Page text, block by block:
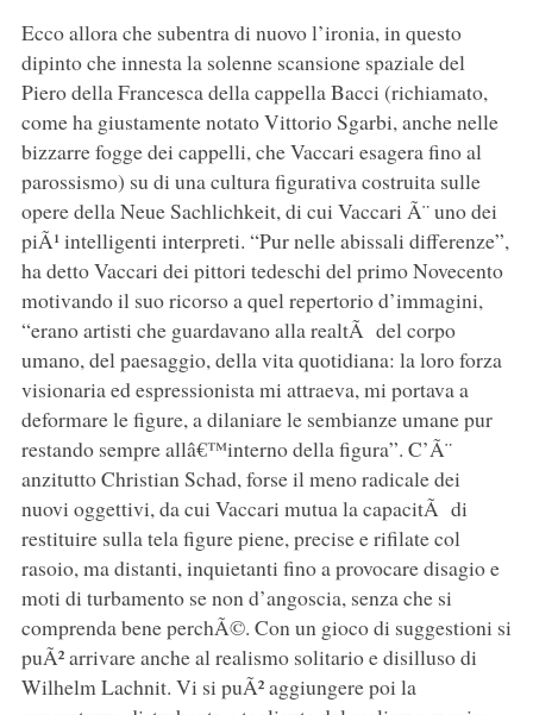
Ecco allora che subentra di nuovo l’ironia, in questo
dipinto che innesta la solenne scansione spaziale del
Piero della Francesca della cappella Bacci (richiamato,
come ha giustamente notato Vittorio Sgarbi, anche nelle
bizzarre fogge dei cappelli, che Vaccari esagera fino al
parossismo) su di una cultura figurativa costruita sulle
opere della Neue Sachlichkeit, di cui Vaccari Ã¨ uno dei
piÃ¹ intelligenti interpreti. “Pur nelle abissali differenze”,
ha detto Vaccari dei pittori tedeschi del primo Novecento
motivando il suo ricorso a quel repertorio d’immagini,
“erano artisti che guardavano alla realtÃ del corpo
umano, del paesaggio, della vita quotidiana: la loro forza
visionaria ed espressionista mi attraeva, mi portava a
deformare le figure, a dilaniare le sembianze umane pur
restando sempre allâ€™interno della figura”. C’Ã¨
anzitutto Christian Schad, forse il meno radicale dei
nuovi oggettivi, da cui Vaccari mutua la capacitÃ di
restituire sulla tela figure piene, precise e rifilate col
rasoio, ma distanti, inquietanti fino a provocare disagio e
moti di turbamento se non d’angoscia, senza che si
comprenda bene perchÃ©. Con un gioco di suggestioni si
puÃ² arrivare anche al realismo solitario e disilluso di
Wilhelm Lachnit. Vi si puÃ² aggiungere poi la